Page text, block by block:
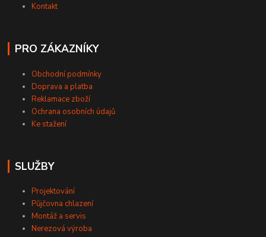
Kontakt
PRO ZÁKAZNÍKY
Obchodní podmínky
Doprava a platba
Reklamace zboží
Ochrana osobních údajů
Ke stažení
SLUŽBY
Projektování
Půjčovna chlazení
Montáž a servis
Nerezová výroba